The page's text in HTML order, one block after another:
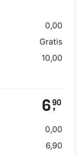
0,00
Gratis
10,00
6,
90
0,00
6,90